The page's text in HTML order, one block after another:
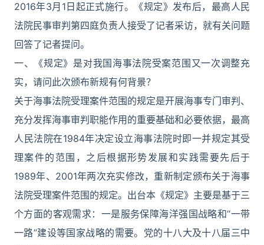
2016年3月1日起正式施行。《规定》发布后，最高人民
法院民事审判第四庭负责人接受了记者采访，就有关问题
回答了记者提问。
一、《规定》是对我国海事法院受案范围又一次调整充
实，请问此次颁布新规有何背景？
关于海事法院受理案件范围的规定是开展海事专门审判、
充分发挥海事审判职能作用的重要基础和必要依据，最高
人民法院在1984年决定设立海事法院时即一并规定其受
理案件的范围，之后根据形势发展和实践需要先后于
1989年、2001年两次充实修改，重新制定颁布关于海事
法院受理案件范围的规定。出台本《规定》主要是基于三
个方面的客观需求：一是服务保障海洋强国战略和“一带
一路”建设等国家战略的需要。党的十八大及十八届三中